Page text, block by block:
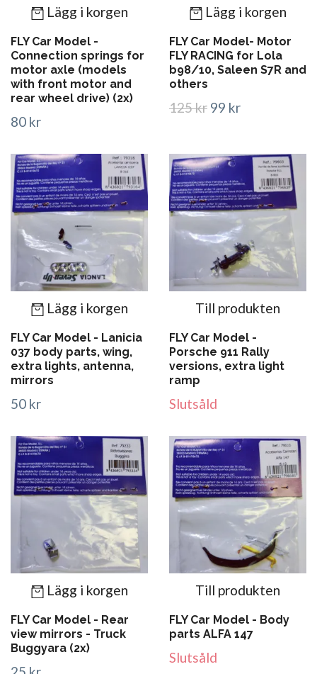
Lägg i korgen
FLY Car Model -
Connection springs for
motor axle (models
with front motor and
rear wheel drive) (2x)
80 kr
Lägg i korgen
FLY Car Model- Motor
FLY RACING for Lola
b98/10, Saleen S7R and
others
125 kr 99 kr
Lägg i korgen
FLY Car Model - Lanicia
037 body parts, wing,
extra lights, antenna,
mirrors
50 kr
Till produkten
FLY Car Model -
Porsche 911 Rally
versions, extra light
ramp
Slutsåld
Lägg i korgen
FLY Car Model - Rear
view mirrors - Truck
Buggyara (2x)
Till produkten
FLY Car Model - Body
parts ALFA 147
Slutsåld